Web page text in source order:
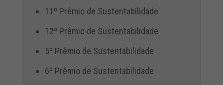
11º Prêmio de Sustentabilidade
12º Prêmio de Sustentabilidade
5º Prêmio de Sustentabilidade
6º Prêmio de Sustentabilidade